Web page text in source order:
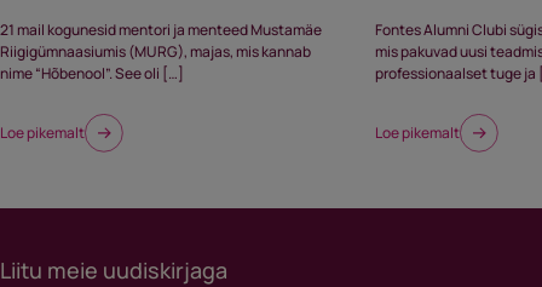
21 mail kogunesid mentori ja menteed Mustamäe
Riigigümnaasiumis (MURG), majas, mis kannab
nime “Hõbenool”. See oli […]
Loe pikemalt
Fontes Alumni Clubi
mis pakuvad uusi
professionaalset tuge
Loe pikemalt
Liitu meie uudiskirjaga